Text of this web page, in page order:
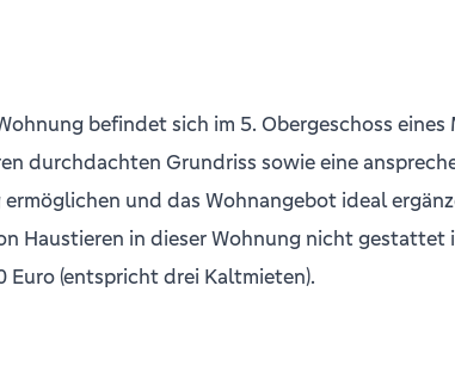
befindet sich im 5. Obergeschoss
durchdachten Grundriss sowie eine
und das Wohnangebot ideal
Haustieren in dieser Wohnung nicht
Euro (entspricht drei Kaltmieten).